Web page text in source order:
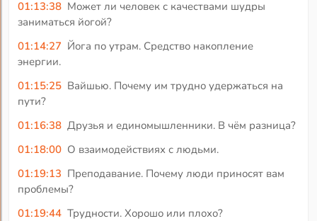
01:13:38 Может ли человек с качествами шудры
заниматься йогой?
01:14:27 Йога по утрам. Средство накопление
энергии.
01:15:25 Вайшью. Почему им трудно удержаться на
пути?
01:16:38 Друзья и единомышленники. В чём разница?
01:18:00 О взаимодействиях с людьми.
01:19:13 Преподавание. Почему люди приносят вам
проблемы?
01:19:44 Трудности. Хорошо или плохо?